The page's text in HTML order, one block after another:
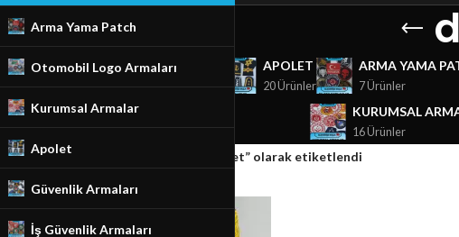
Arma Yama Patch
Otomobil Logo Armaları
Kurumsal Armalar
Apolet
Güvenlik Armaları
İş Güvenlik Armaları
GÜVENLIK ARMALARI
18 Ürünler
APOLET
20 Ürünler
ARMA YAMA
7 Ürünler
KURUMSAL
16 Ürünler
Ana Sayfa/Mağaza Ürünler “denizci apolet” olarak etiketlendi